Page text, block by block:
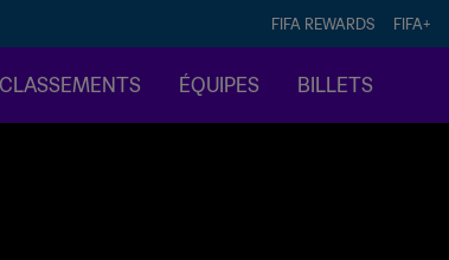
FIFA REWARDS FIFA+
CLASSEMENTS ÉQUIPES BILLETS